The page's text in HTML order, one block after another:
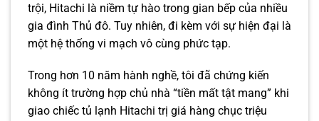
trội, Hitachi là niềm tự hào trong gian bếp của nhiều
gia đình Thủ đô. Tuy nhiên, đi kèm với sự hiện đại là
một hệ thống vi mạch vô cùng phức tạp.
Trong hơn 10 năm hành nghề, tôi đã chứng kiến
không ít trường hợp chủ nhà “tiền mất tật mang” khi
giao chiếc tủ lạnh Hitachi trị giá hàng chục triệu